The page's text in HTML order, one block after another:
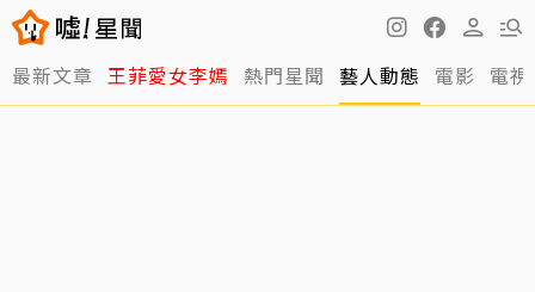
最新文章 王菲愛女李嫣 熱門星聞 藝人動態 電影 電視